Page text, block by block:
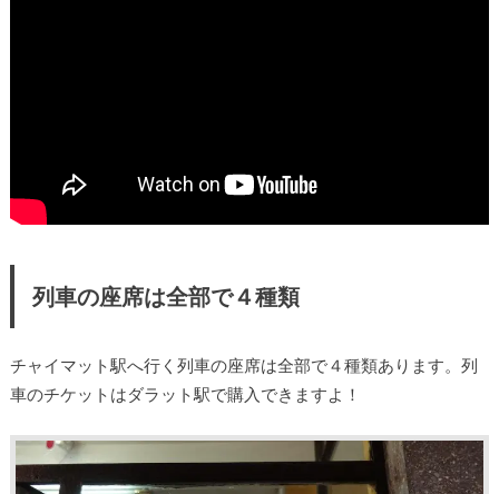
列車の座席は全部で４種類
チャイマット駅へ行く列車の座席は全部で４種類あります。列
車のチケットはダラット駅で購入できますよ！